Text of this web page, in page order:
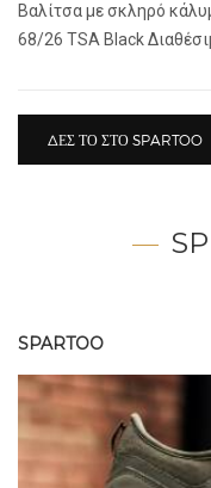
Βαλίτσα με σκληρό
68/26 TSA Black
ΔΕΣ ΤΟ ΣΤΟ SPARTOO
SPARTOO